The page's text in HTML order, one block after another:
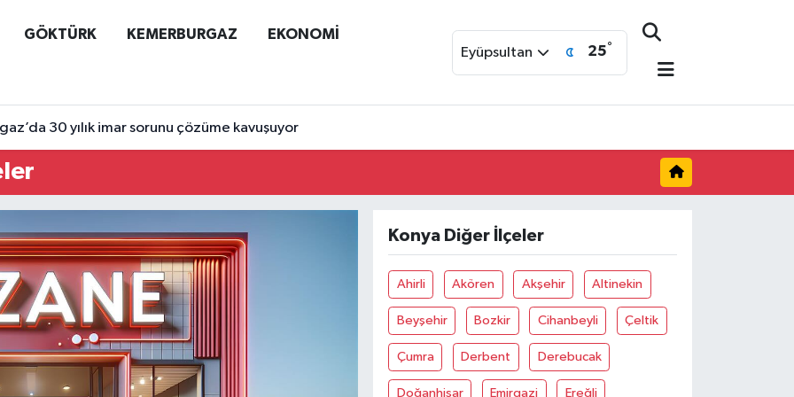
GÖKTÜRK KEMERBURGAZ EKONOMİ
Eyüpsultan 25°
30 yılık imar sorunu çözüme kavuşuyor
Konya Diğer İlçeler
Ahirli Akören Akşehir Altinekin
Beyşehir Bozkir Cihanbeyli Çeltik
Çumra Derbent Derebucak
Doğanhisar Emirgazi Ereğli